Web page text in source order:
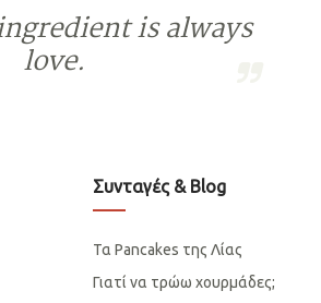
is always
love.
Συνταγές & Blog
Τα Pancakes της Λίας
Γιατί να τρώω χουρμάδες;